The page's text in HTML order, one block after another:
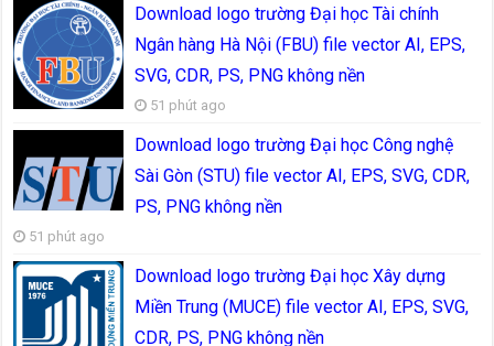
Download logo trường Đại học Tài chính
Ngân hàng Hà Nội (FBU) file vector AI, EPS,
SVG, CDR, PS, PNG không nền
51 phút ago
Download logo trường Đại học Công nghệ
Sài Gòn (STU) file vector AI, EPS, SVG, CDR,
PS, PNG không nền
51 phút ago
Download logo trường Đại học Xây dựng
Miền Trung (MUCE) file vector AI, EPS, SVG,
CDR, PS, PNG không nền